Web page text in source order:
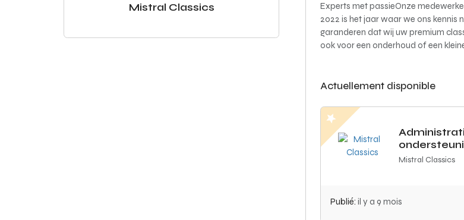
Mistral Classics
Experts met passieOnze
2022 is het jaar waar we ons kennis
garanderen dat wij uw premium
ook voor een onderhoud of een
Actuellement disponible
Mistral Classics
Publié:il y a 9 mois